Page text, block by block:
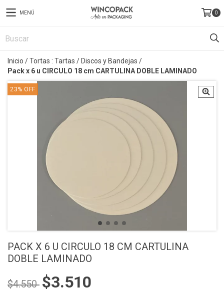
MENÚ 0
Inicio /Tortas : Tartas / Discos y Bandejas /
Pack x 6 u CIRCULO 18 cm CARTULINA DOBLE LAMINADO
23% OFF
PACK X 6 U CIRCULO 18 CM CARTULINA
DOBLE LAMINADO
$4.550 $3.510